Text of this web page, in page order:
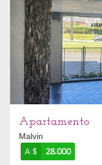
Apartamento
Malvin
A $ 28.000